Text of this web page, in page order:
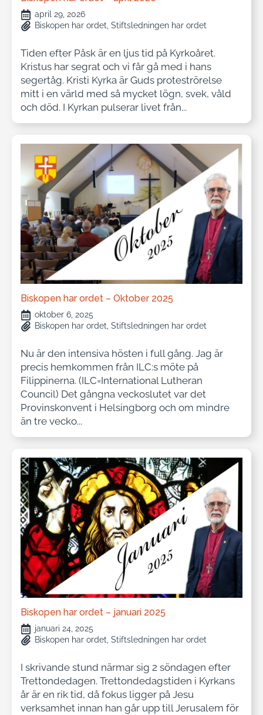
april 29, 2026
Biskopen har ordet Stiftsledningen har ordet
Tiden efter Påsk är en ljus tid på Kyrkoåret.
Kristus har segrat och vi får gå med i hans
segertåg. Kristi Kyrka är Guds proteströrelse
mitt i en värld med så mycket lögn, svek, våld
och död. I Kyrkan pulserar livet från...
Biskopen har ordet – Oktober 2025
oktober 6, 2025
Biskopen har ordet Stiftsledningen har ordet
Nu är den intensiva hösten i full gång. Jag är
precis hemkommen från ILC:s möte på
Filippinerna. (ILC=International Lutheran
Council) Det gångna veckoslutet var det
Provinskonvent i Helsingborg och om mindre
än tre vecko...
Biskopen har ordet – januari 2025
januari 24, 2025
Biskopen har ordet Stiftsledningen har ordet
I skrivande stund närmar sig 2 söndagen efter
Trettondedagen. Trettondedagstiden i Kyrkans
år är en rik tid, då fokus ligger på Jesu
verksamhet innan han går upp till Jerusalem för